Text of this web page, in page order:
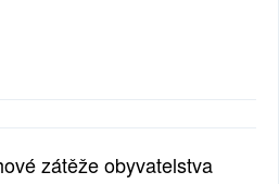
zátěže obyvatelstva